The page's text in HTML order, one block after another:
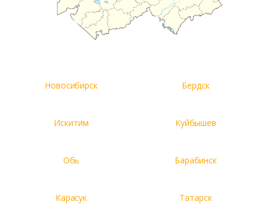
Новосибирск Бердск
Искитим Куйбышев
Обь Барабинск
Карасук Татарск